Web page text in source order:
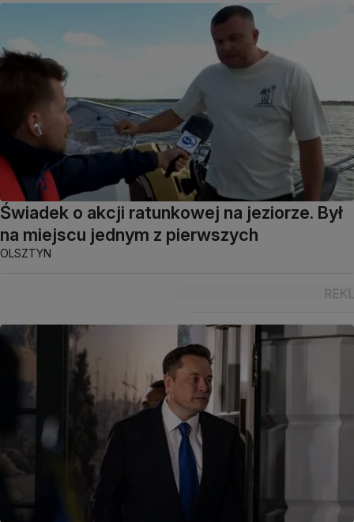
Świadek o akcji ratunkowej na jeziorze. Był
na miejscu jednym z pierwszych
OLSZTYN